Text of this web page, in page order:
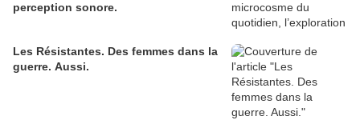
perception sonore.
Les Résistantes. Des femmes dans la
guerre. Aussi.